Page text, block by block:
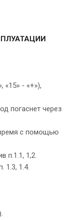
«15» - «+»),
погаснет через
с помощью
п.1.1, 1,2.
1.3, 1.4.